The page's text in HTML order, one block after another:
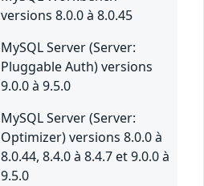
versions 8.0.0 à 8.0.45
MySQL Server (Server:
Pluggable Auth) versions
9.0.0 à 9.5.0
MySQL Server (Server:
Optimizer) versions 8.0.0 à
8.0.44, 8.4.0 à 8.4.7 et 9.0.0 à
9.5.0